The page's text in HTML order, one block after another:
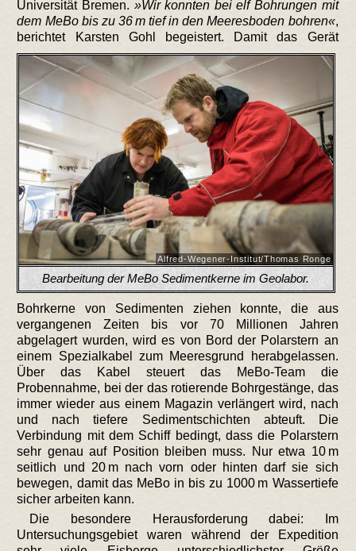
Universität Bremen.
Wir konnten bei elf Bohrungen mit
dem MeBo bis zu 36 m tief in den Meeresboden bohren ,
berichtet Karsten Gohl begeistert.
Alfred-Wegener-Institut/Thomas Ronge
Bearbeitung der MeBo Sedimentkerne im Geolabor.
Damit das Gerät
Bohrkerne von Sedimenten ziehen konnte, die aus
vergangenen Zeiten bis vor 70 Millionen Jahren
abgelagert wurden, wird es von Bord der Polarstern an
einem Spezialkabel zum Meeresgrund herabgelassen.
Über das Kabel steuert das MeBo-Team die
Probennahme, bei der das rotierende Bohrgestänge, das
immer wieder aus einem Magazin verlängert wird, nach
und nach tiefere Sedimentschichten abteuft. Die
Verbindung mit dem Schiff bedingt, dass die Polarstern
sehr genau auf Position bleiben muss. Nur etwa 10 m
seitlich und 20 m nach vorn oder hinten darf sie sich
bewegen, damit das MeBo in bis zu 1000 m Wassertiefe
sicher arbeiten kann.
Die besondere Herausforderung dabei: Im
Untersuchungsgebiet waren während der Expedition